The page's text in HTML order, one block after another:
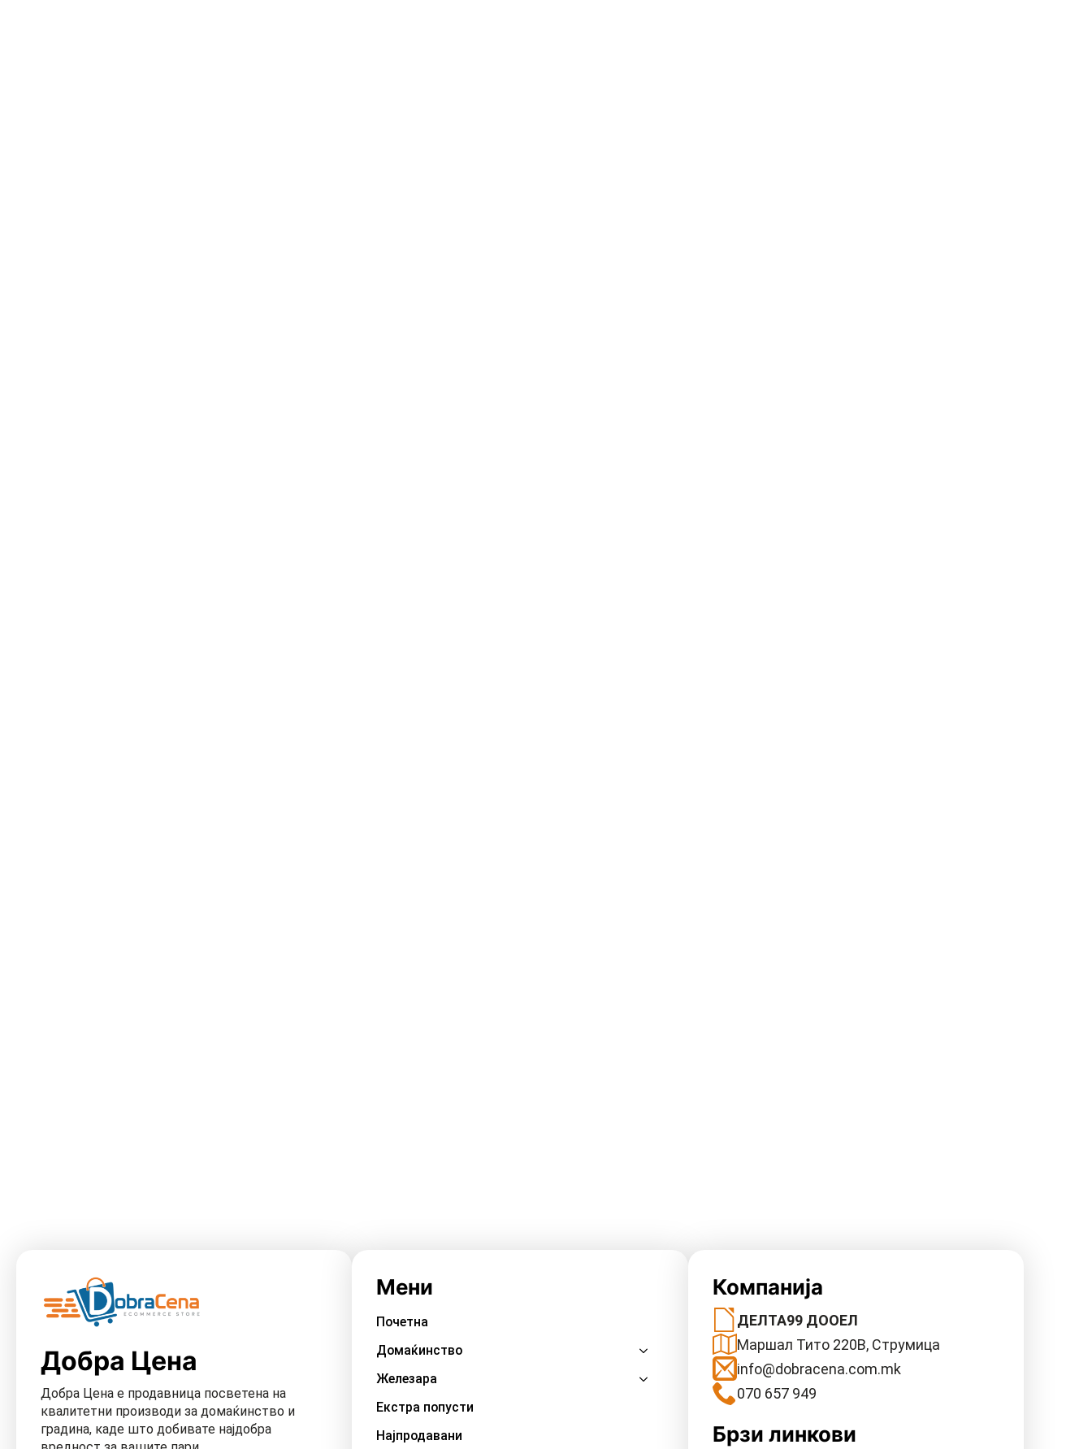
Добра Цена
Добра Цена е продавница посветена на
квалитетни производи за домаќинство и
градина, каде што добивате најдобра
Мени
Почетна
Домаќинство
Железара
Екстра попусти
Најпродавани
Компанија
ДЕЛТА99 ДООЕЛ
Маршал Тито 220В, Струмица
info@dobracena.com.mk
070 657 949
Брзи линкови